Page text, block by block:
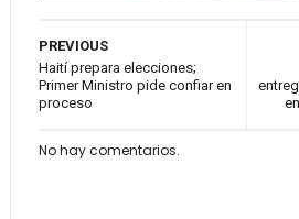
PREVIOUS
Haití prepara elecciones;
Primer Ministro pide confiar en
proceso
No hay comentarios.